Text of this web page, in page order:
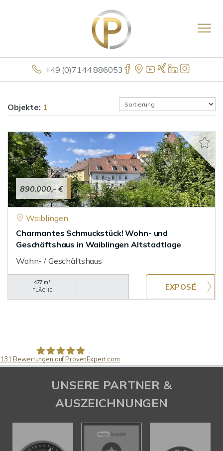
+49 (0)7144 886053
Objekte: 1
890.000,- €
Waiblingen
Charmantes Schmuckstück! Wohn- und
Geschäftshaus in Waiblingen Altstadtlage
Wohn- / Geschäftshaus
477 m²
FLÄCHE
Pfund Immobilien
131 Bewertungen auf ProvenExpert.com
UNSERE PARTNER &
AUSZEICHNUNGEN